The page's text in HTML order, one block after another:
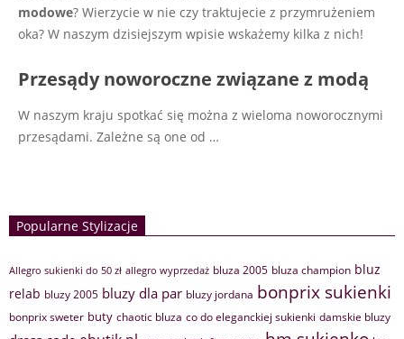
modowe? Wierzycie w nie czy traktujecie z przymrużeniem
oka? W naszym dzisiejszym wpisie wskażemy kilka z nich!
Przesądy noworoczne związane z modą
W naszym kraju spotkać się można z wieloma noworocznymi
przesądami. Zależne są one od …
Popularne Stylizacje
Allegro sukienki do 50 zł allegro wyprzedaż bluza 2005 bluza champion bluz
relab bluzy 2005 bluzy dla par bluzy jordana bonprix sukienki
bonprix sweter buty chaotic bluza co do eleganckiej sukienki damskie bluzy